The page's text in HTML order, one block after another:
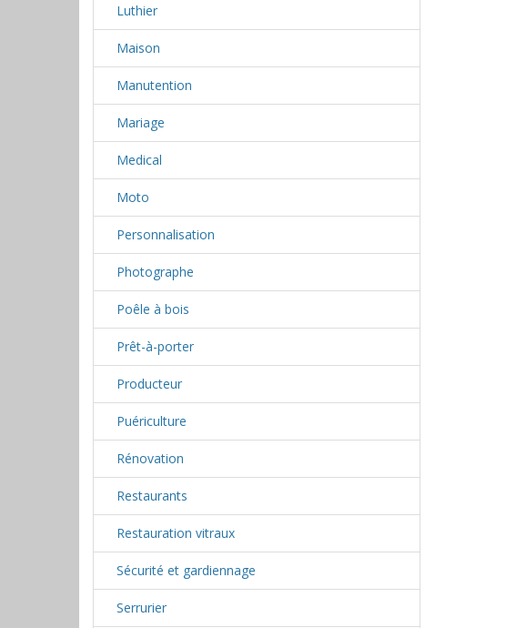
Luthier
Maison
Manutention
Mariage
Medical
Moto
Personnalisation
Photographe
Poêle à bois
Prêt-à-porter
Producteur
Puériculture
Rénovation
Restaurants
Restauration vitraux
Sécurité et gardiennage
Serrurier